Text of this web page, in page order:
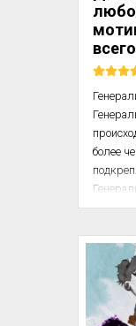
и газет
более
сила,